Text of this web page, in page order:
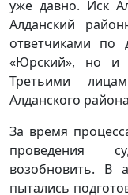
уже давно. Иск
Алданский
ответчиками
«Юрский», но и
Третьими
Алданского
За время
проведения
возобновить. В
пытались